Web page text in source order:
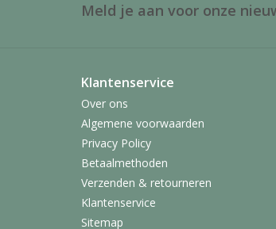
Meld je aan voor onze
Klantenservice
Over ons
Algemene voorwaarden
Privacy Policy
Betaalmethoden
Verzenden & retourneren
Klantenservice
Sitemap